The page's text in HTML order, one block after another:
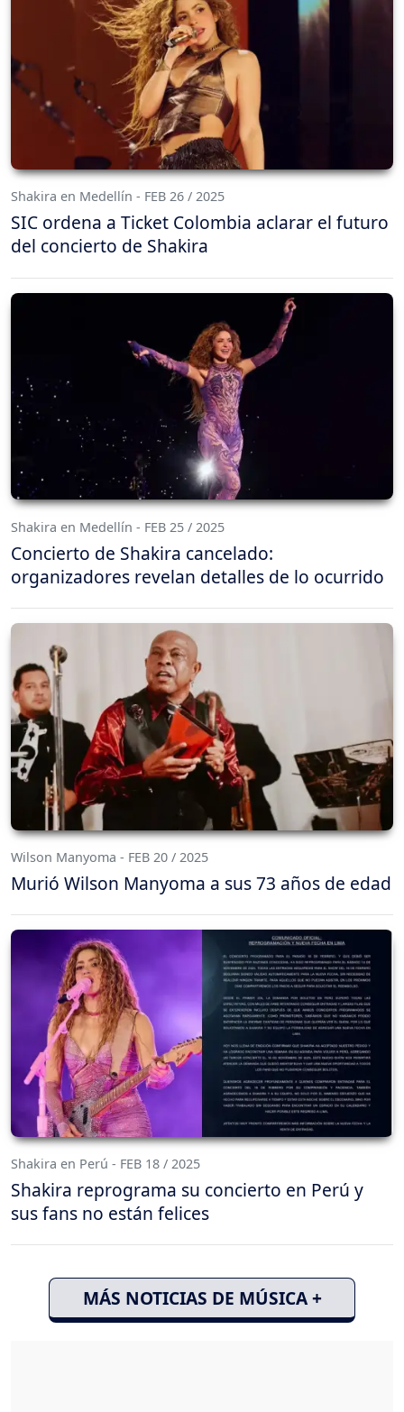
Shakira en Medellín - FEB 26 / 2025
SIC ordena a Ticket Colombia aclarar el futuro
del concierto de Shakira
Shakira en Medellín - FEB 25 / 2025
Concierto de Shakira cancelado:
organizadores revelan detalles de lo ocurrido
Wilson Manyoma - FEB 20 / 2025
Murió Wilson Manyoma a sus 73 años de edad
Shakira en Perú - FEB 18 / 2025
Shakira reprograma su concierto en Perú y
sus fans no están felices
MÁS NOTICIAS DE MÚSICA +